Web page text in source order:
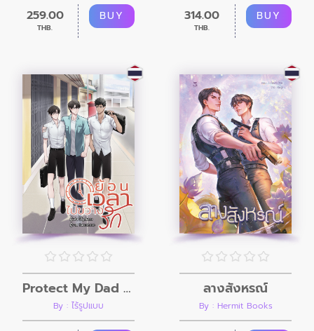
259.00
THB.
BUY 314.00
THB.
BUY
Protect My Dad ย้อนเวลาไปขวางรัก
By : ไร้รูปแบบ
ลางสังหรณ์
By : Hermit Books